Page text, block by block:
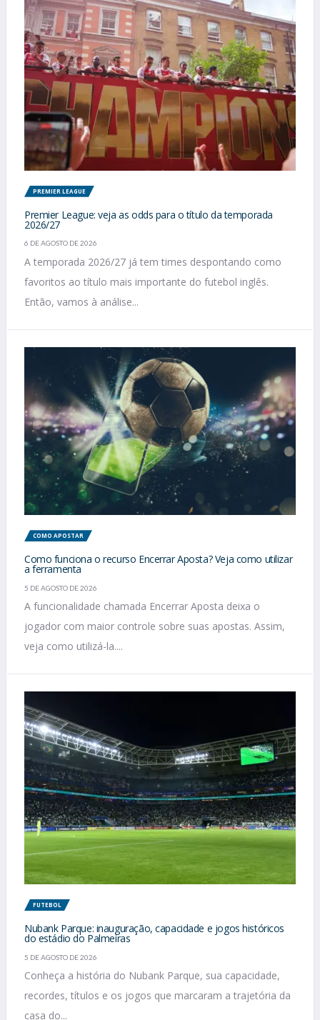
PREMIER LEAGUE
Premier League: veja as odds para o título da temporada
2026/27
6 DE AGOSTO DE 2026
A temporada 2026/27 já tem times despontando como
favoritos ao título mais importante do futebol inglês.
Então, vamos à análise...
COMO APOSTAR
Como funciona o recurso Encerrar Aposta? Veja como utilizar
a ferramenta
5 DE AGOSTO DE 2026
A funcionalidade chamada Encerrar Aposta deixa o
jogador com maior controle sobre suas apostas. Assim,
veja como utilizá-la....
FUTEBOL
Nubank Parque: inauguração, capacidade e jogos históricos
do estádio do Palmeiras
5 DE AGOSTO DE 2026
Conheça a história do Nubank Parque, sua capacidade,
recordes, títulos e os jogos que marcaram a trajetória da
casa do...